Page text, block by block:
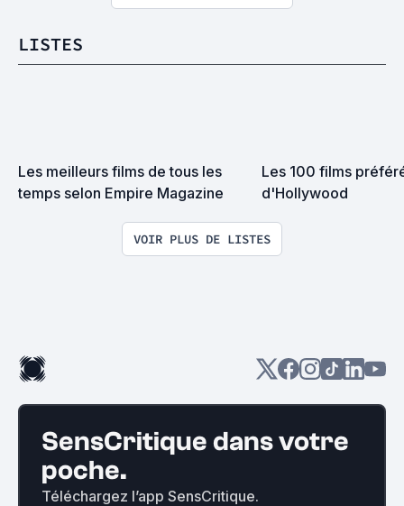
LISTES
Les meilleurs films de tous les
temps selon Empire Magazine
Les 100 films
d'Hollywood
VOIR PLUS DE LISTES
SensCritique dans votre
poche.
Téléchargez l’app SensCritique.